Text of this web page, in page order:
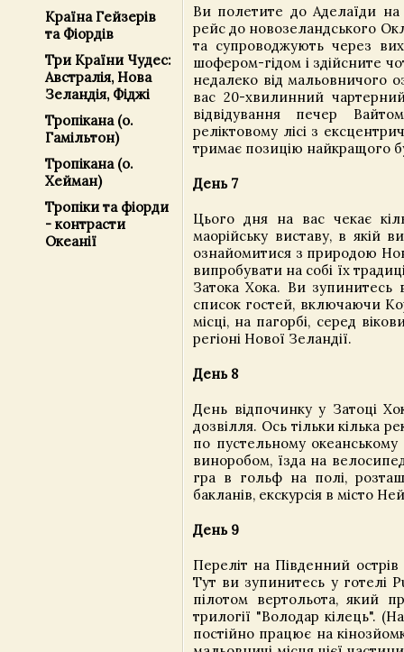
Країна Гейзерів
та Фіордів
Три Країни Чудес:
Австралія, Нова
Зеландія, Фіджі
Тропікана (о.
Гамільтон)
Тропікана (о.
Хейман)
Тропіки та фіорди
- контрасти
Океанії
Ви полетите до Аделаїди
рейс до новозеландського
та супроводжують через
шофером-гідом і здійсните
недалеко від мальовничого
вас 20-хвилинний
відвідування печер
реліктовому лісі з
тримає позицію найкращого
День 7
Цього дня на вас чекає
маорійську виставу, в якій
ознайомитися з природою
випробувати на собі їх
Затока Хока. Ви зупинитесь
список гостей, включаючи
місці, на пагорбі, серед
регіоні Нової Зеландії.
День 8
День відпочинку у Затоці
дозвілля. Ось тільки кілька
по пустельному
виноробом, їзда на
гра в гольф на полі,
бакланів, екскурсія в місто
День 9
Переліт на Південний острів
Тут ви зупинитесь у готелі
пілотом вертольота, який
трилогії "Володар кілець".
постійно працює на